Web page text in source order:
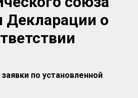
Декларации о
по установленной